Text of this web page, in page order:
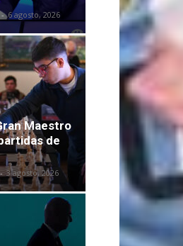
- 6 agosto, 2026
Maestro
de
- 3 agosto, 2026